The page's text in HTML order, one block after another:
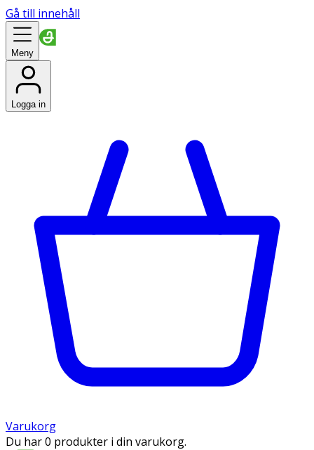
Gå till innehåll
Meny
Logga in
Varukorg
Du har 0 produkter i din varukorg.